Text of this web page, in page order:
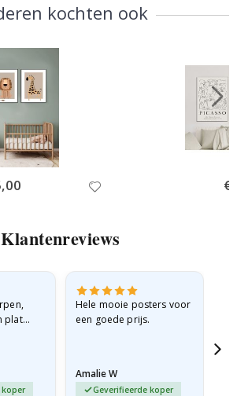
kochten ook
Klantenreviews
plat
koper
Hele mooie posters voor
een goede prijs.
Amalie W
Geverifieerde koper